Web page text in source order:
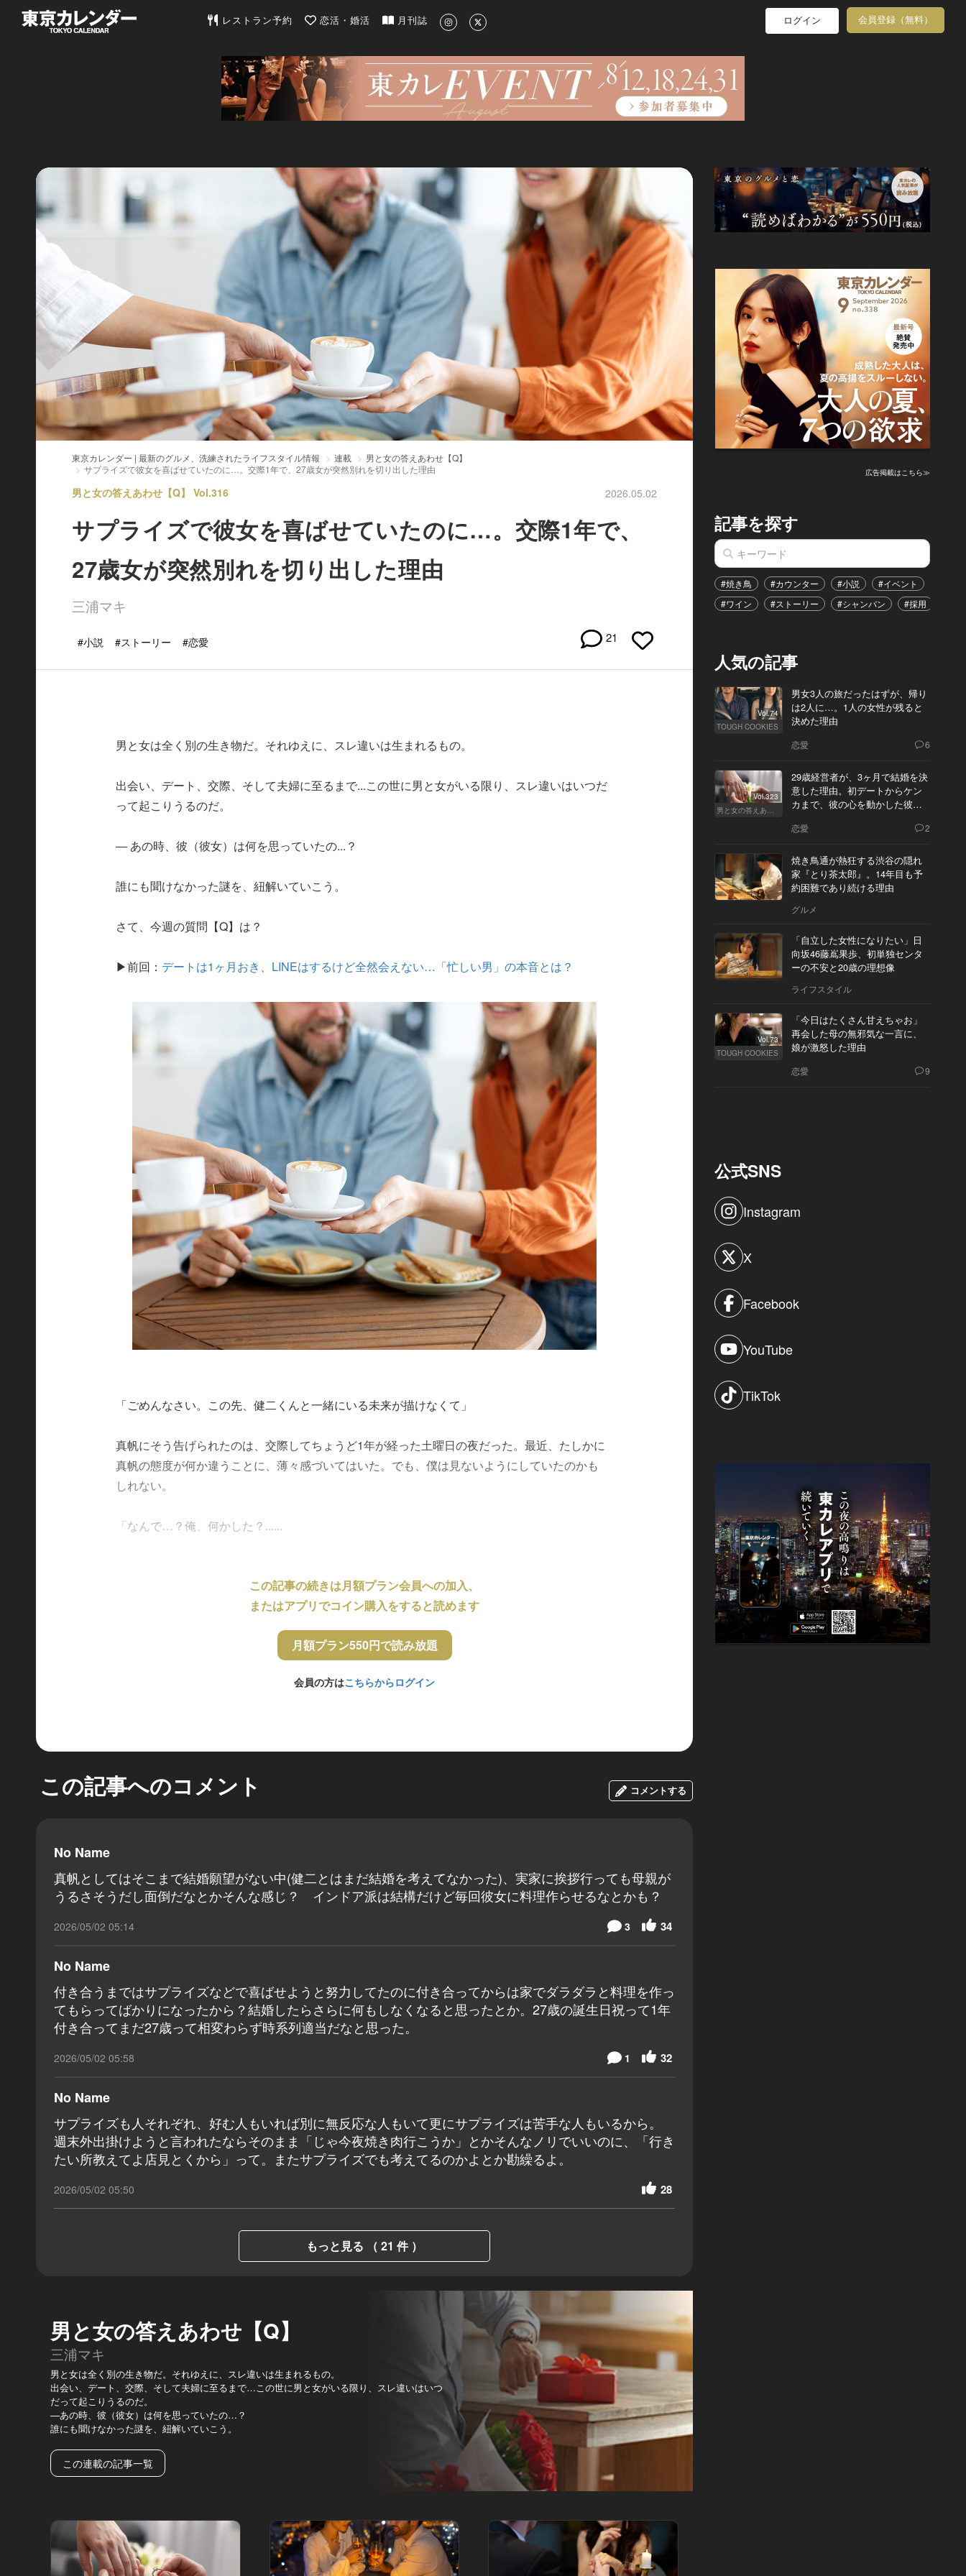
東京カレンダー | 最新のグルメ、洗練されたライフスタイル情報
レストラン予約 恋活・婚活 月刊誌 ログイン 会員登録（無料）
東京カレンダー | 最新のグルメ、洗練されたライフスタイル情報 連載
男と女の答えあわせ【Q】
サプライズで彼女を喜ばせていたのに…。交際1年で、27歳女が突然別れを切り出した理由
男と女の答えあわせ【Q】 Vol.316 2026.05.02
サプライズで彼女を喜ばせていたのに…。交際1年で、
27歳女が突然別れを切り出した理由
三浦マキ
#小説 #ストーリー #恋愛 21
男と女は全く別の生き物だ。それゆえに、スレ違いは生まれるもの。
出会い、デート、交際、そして夫婦に至るまで...この世に男と女がいる限り、スレ違いはいつだ
って起こりうるのだ。
― あの時、彼（彼女）は何を思っていたの...？
誰にも聞けなかった謎を、紐解いていこう。
さて、今週の質問【Q】は？
▶前回： デートは1ヶ月おき、LINEはするけど全然会えない…「忙しい男」の本音とは？
「ごめんなさい。この先、健二くんと一緒にいる未来が描けなくて」
真帆にそう告げられたのは、交際してちょうど1年が経った土曜日の夜だった。最近、たしかに
真帆の態度が何か違うことに、薄々感づいてはいた。でも、僕は見ないようにしていたのかも
しれない。
「なんで…？俺、何かした？......
この記事の続きは月額プラン会員への加入、
またはアプリでコイン購入をすると読めます
月額プラン550円で読み放題
会員の方はこちらからログイン
この記事へのコメント コメントする
No Name
真帆としてはそこまで結婚願望がない中(健二とはまだ結婚を考えてなかった)、実家に挨拶行っても母親が
うるさそうだし面倒だなとかそんな感じ？ インドア派は結構だけど毎回彼女に料理作らせるなとかも？
2026/05/02 05:14 34
3
No Name
付き合うまではサプライズなどで喜ばせようと努力してたのに付き合ってからは家でダラダラと料理を作っ
てもらってばかりになったから？結婚したらさらに何もしなくなると思ったとか。27歳の誕生日祝って1年
付き合ってまだ27歳って相変わらず時系列適当だなと思った。
2026/05/02 05:58 32
1
No Name
サプライズも人それぞれ、好む人もいれば別に無反応な人もいて更にサプライズは苦手な人もいるから。
週末外出掛けようと言われたならそのまま「じゃ今夜焼き肉行こうか」とかそんなノリでいいのに、「行き
たい所教えてよ店見とくから」って。またサプライズでも考えてるのかよとか勘繰るよ。
2026/05/02 05:50 28
もっと見る （ 21 件 ）
男と女の答えあわせ【Q】
三浦マキ
男と女は全く別の生き物だ。それゆえに、スレ違いは生まれるもの。
出会い、デート、交際、そして夫婦に至るまで…この世に男と女がいる限り、スレ違いはいつ
だって起こりうるのだ。
—あの時、彼（彼女）は何を思っていたの…？
誰にも聞けなかった謎を、紐解いていこう。
この連載の記事一覧
広告掲載はこちら≫
記事を探す
#焼き鳥 #カウンター #小説 #イベント
#ワイン
#ストーリー #シャンパン #採用
人気の記事
Vol.74
TOUGH COOKIES
男女3人の旅だったはずが、帰り
は2人に…。1人の女性が残ると
決めた理由
恋愛 6
Vol.323
男と女の答えあわせ【Q】
29歳経営者が、3ヶ月で結婚を決
意した理由。初デートからケン
カまで、彼の心を動かした彼女
恋愛 2
焼き鳥通が熱狂する渋谷の隠れ
家『とり茶太郎』。14年目も予
約困難であり続ける理由
グルメ
「自立した女性になりたい」日
向坂46藤嶌果歩、初単独センタ
ーの不安と20歳の理想像
ライフスタイル
Vol.73
TOUGH COOKIES
「今日はたくさん甘えちゃお」
再会した母の無邪気な一言に、
娘が激怒した理由
恋愛 9
公式SNS
Instagram
X
Facebook
YouTube
TikTok